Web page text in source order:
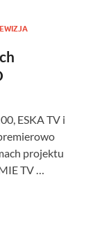
ESKA TV i
projektu
TV …